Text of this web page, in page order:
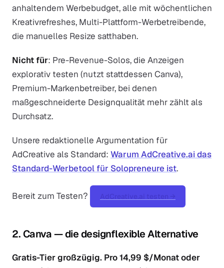
anhaltendem Werbebudget, alle mit wöchentlichen
Kreativrefreshes, Multi-Plattform-Werbetreibende,
die manuelles Resize satthaben.
Nicht für: Pre-Revenue-Solos, die Anzeigen
explorativ testen (nutzt stattdessen Canva),
Premium-Markenbetreiber, bei denen
maßgeschneiderte Designqualität mehr zählt als
Durchsatz.
Unsere redaktionelle Argumentation für
AdCreative als Standard: Warum AdCreative.ai das
Standard-Werbetool für Solopreneure ist.
Bereit zum Testen? AdCreative.ai testen →
2. Canva — die designflexible Alternative
Gratis-Tier großzügig. Pro 14,99 $/Monat oder